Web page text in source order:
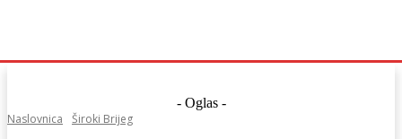
- Oglas -
Naslovnica
Široki Brijeg